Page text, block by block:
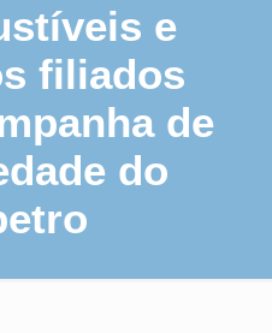
e
filiados
de
do